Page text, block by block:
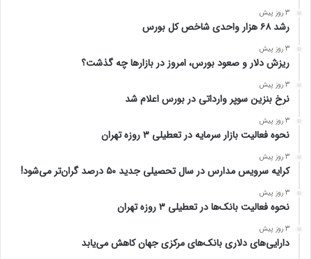
3 روز پیش
رشد ۶۸ هزار واحدی شاخص کل بورس
3 روز پیش
ریزش دلار و صعود بورس، امروز در بازارها چه گذشت؟
3 روز پیش
نرخ بنزین سوپر وارداتی در بورس اعلام شد
3 روز پیش
نحوه فعالیت بازار سرمایه در تعطیلی ۳ روزه تهران
3 روز پیش
کرایه سرویس مدارس در سال تحصیلی جدید ۵۰ درصد گران‌تر می‌شود!
3 روز پیش
نحوه فعالیت بانک‌ها در تعطیلی ۳ روزه تهران
3 روز پیش
دارایی‌های دلاری بانک‌های مرکزی جهان کاهش می‌یابد